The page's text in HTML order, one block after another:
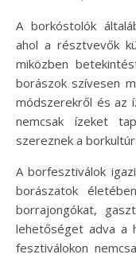
A borkóstolók
ahol a résztvevők
miközben
borászok szívesen
módszerekről és az
nemcsak ízeket
szereznek a
A borfesztiválok
borászatok
borrajongókat,
lehetőséget adva a
fesztiválokon